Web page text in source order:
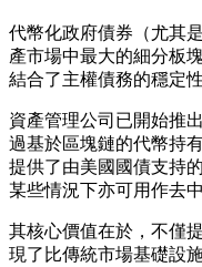
代幣化政府債券（尤其
產市場中最大的細分板
結合了主權債務的穩定
資產管理公司已開始推
過基於區塊鏈的代幣持
提供了由美國國債支持
某些情況下亦可用作去
其核心價值在於，不僅
現了比傳統市場基礎設